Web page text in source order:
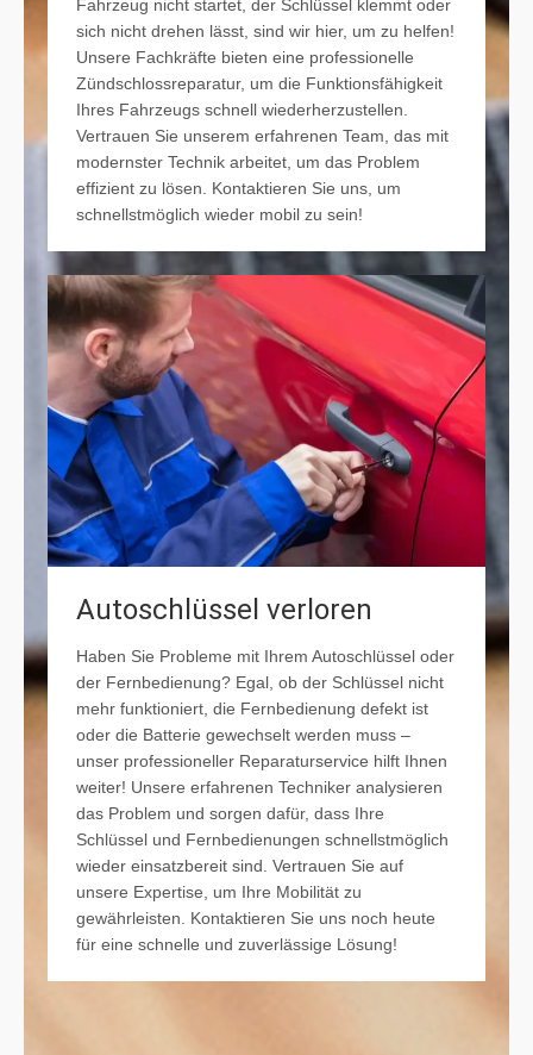
Fahrzeug nicht startet, der Schlüssel klemmt oder
sich nicht drehen lässt, sind wir hier, um zu helfen!
Unsere Fachkräfte bieten eine professionelle
Zündschlossreparatur, um die Funktionsfähigkeit
Ihres Fahrzeugs schnell wiederherzustellen.
Vertrauen Sie unserem erfahrenen Team, das mit
modernster Technik arbeitet, um das Problem
effizient zu lösen. Kontaktieren Sie uns, um
schnellstmöglich wieder mobil zu sein!
Autoschlüssel verloren
Haben Sie Probleme mit Ihrem Autoschlüssel oder
der Fernbedienung? Egal, ob der Schlüssel nicht
mehr funktioniert, die Fernbedienung defekt ist
oder die Batterie gewechselt werden muss –
unser professioneller Reparaturservice hilft Ihnen
weiter! Unsere erfahrenen Techniker analysieren
das Problem und sorgen dafür, dass Ihre
Schlüssel und Fernbedienungen schnellstmöglich
wieder einsatzbereit sind. Vertrauen Sie auf
unsere Expertise, um Ihre Mobilität zu
gewährleisten. Kontaktieren Sie uns noch heute
für eine schnelle und zuverlässige Lösung!